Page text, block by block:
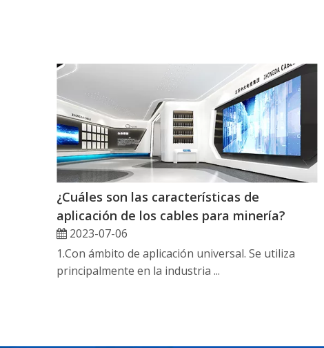
¿Cuáles son las características de
aplicación de los cables para minería?
2023-07-06
1.Con ámbito de aplicación universal. Se utiliza
principalmente en la industria ...